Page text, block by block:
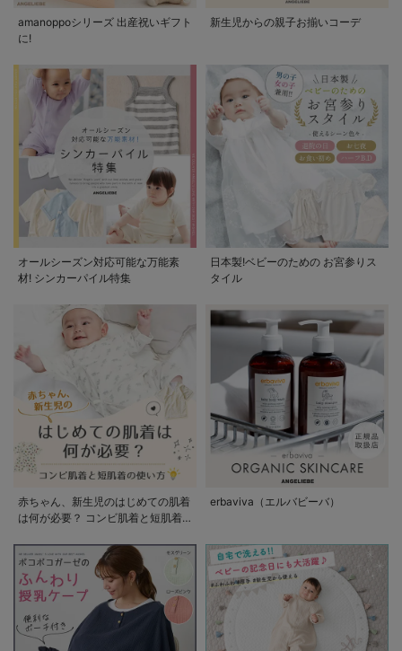
amanoppoシリーズ 出産祝いギフト
に!
新生児からの親子お揃いコーデ
オールシーズン対応可能な万能素
材! シンカーパイル特集
日本製!ベビーのための お宮参りス
タイル
赤ちゃん、新生児のはじめての肌着
は何が必要？ コンビ肌着と短肌着
erbaviva（エルバビーバ）